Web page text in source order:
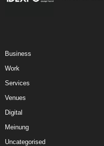
Business
Work
Services
Venues
Digital
Meinung
Uncategorised